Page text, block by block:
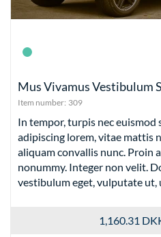
Mus Vivamus Vestibulum
Item number: 309
In tempor, turpis nec euismod
adipiscing lorem, vitae mattis
aliquam convallis nunc. Proin
nonummy. Integer non velit.
vestibulum eget, vulputate ut,
1,160.31